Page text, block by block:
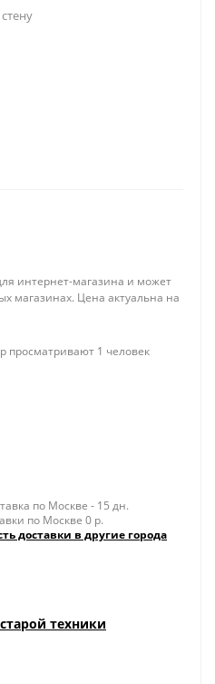
интернет-магазина и может
магазинах. Цена актуальна на
просматривают 1 человек
по Москве - 15 дн.
по Москве 0 р.
доставки в другие города
техники